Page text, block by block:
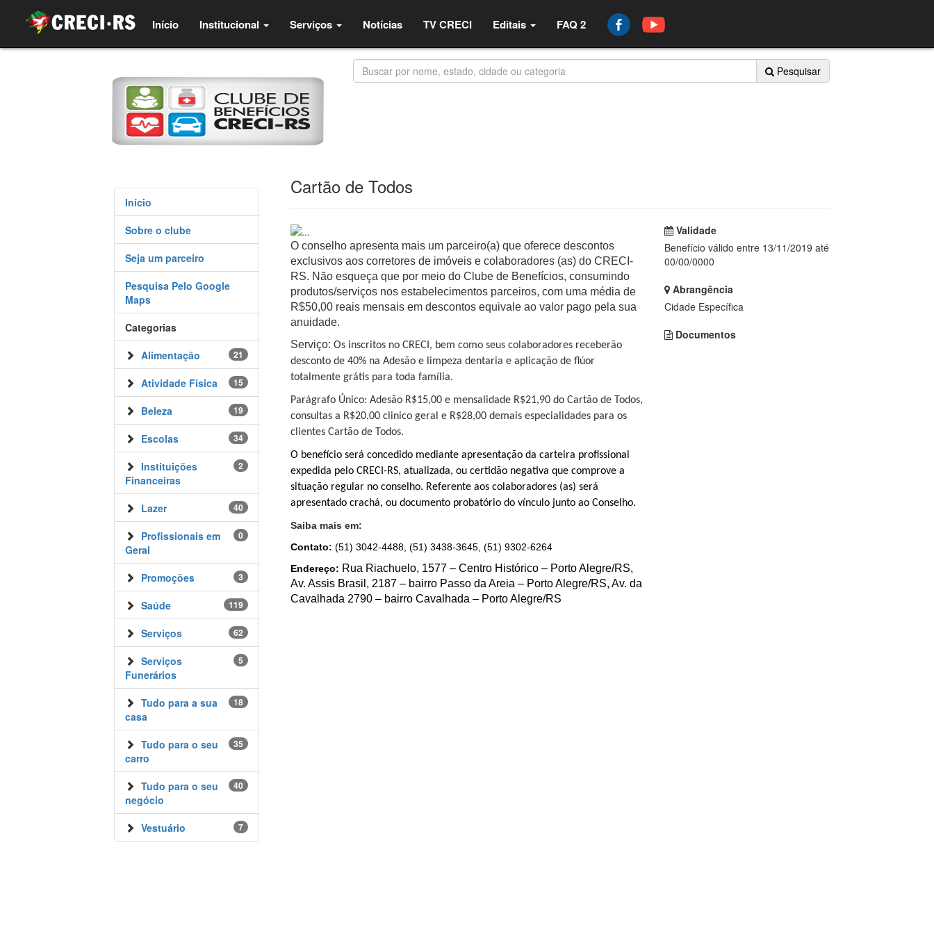
Início(current)Institucional Serviços Notícias TV CRECI Editais FAQ 2
Pesquisar
Início
Sobre o clube
Seja um parceiro
Pesquisa Pelo Google
Maps
Categorias
21
Alimentação
15
Atividade Física
19
Beleza
34
Escolas
2
Instituições
Financeiras
40
Lazer
0
Profissionais em
Geral
3
Promoções
119
Saúde
62
Serviços
5
Serviços
Funerários
18
Tudo para a sua
casa
35
Tudo para o seu
carro
40
Tudo para o seu
negócio
7
Vestuário
Cartão de Todos
O conselho apresenta mais um parceiro(a) que oferece descontos
exclusivos aos corretores de imóveis e colaboradores (as) do CRECI-
RS. Não esqueça que por meio do Clube de Benefícios, consumindo
produtos/serviços nos estabelecimentos parceiros, com uma média de
R$50,00 reais mensais em descontos equivale ao valor pago pela sua
anuidade.
Serviço: Os inscritos no CRECI, bem como seus colaboradores receberão
desconto de 40% na Adesão e limpeza dentaria e aplicação de flúor
totalmente grátis para toda família.
Parágrafo Único: Adesão R$15,00 e mensalidade R$21,90 do Cartão de Todos,
consultas a R$20,00 clinico geral e R$28,00 demais especialidades para os
clientes Cartão de Todos.
O benefício será concedido mediante apresentação da carteira profissional
expedida pelo CRECI-RS, atualizada, ou certidão negativa que comprove a
situação regular no conselho. Referente aos colaboradores (as) será
apresentado crachá, ou documento probatório do vínculo junto ao Conselho.
Saiba mais em:
Contato: (51) 3042-4488, (51) 3438-3645, (51) 9302-6264
Endereço: Rua Riachuelo, 1577 – Centro Histórico – Porto Alegre/RS,
Av. Assis Brasil, 2187 – bairro Passo da Areia – Porto Alegre/RS, Av. da
Cavalhada 2790 – bairro Cavalhada – Porto Alegre/RS
Validade
Benefício válido entre 13/11/2019 até
00/00/0000
Abrangência
Cidade Específica
Documentos